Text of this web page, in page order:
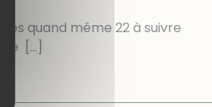
quand même 22 à suivre
[…]